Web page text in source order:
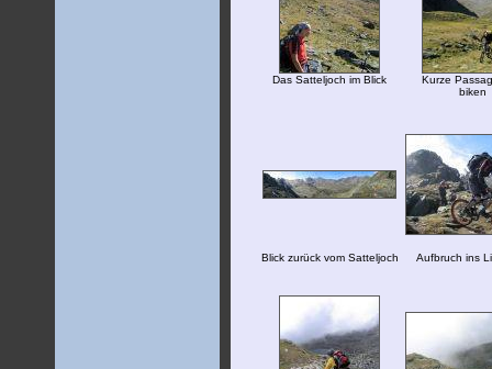
Das Satteljoch im Blick
Kurze
biken
Blick zurück vom Satteljoch Aufbruch ins